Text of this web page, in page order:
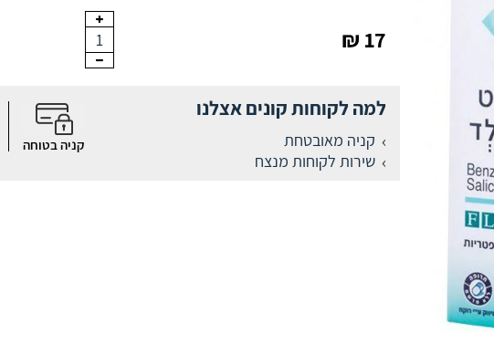
17 ₪
1
למה לקוחות קונים אצלנו
קניה מאובטחת
שירות לקוחות מנצח
קניה בטוחה